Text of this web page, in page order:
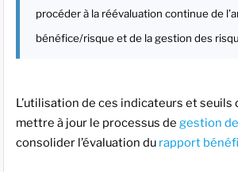
procéder à la réévaluation continue de
bénéfice/risque et de la gestion des
L’utilisation de ces indicateurs et
mettre à jour le processus de gestion
consolider l’évaluation du rapport